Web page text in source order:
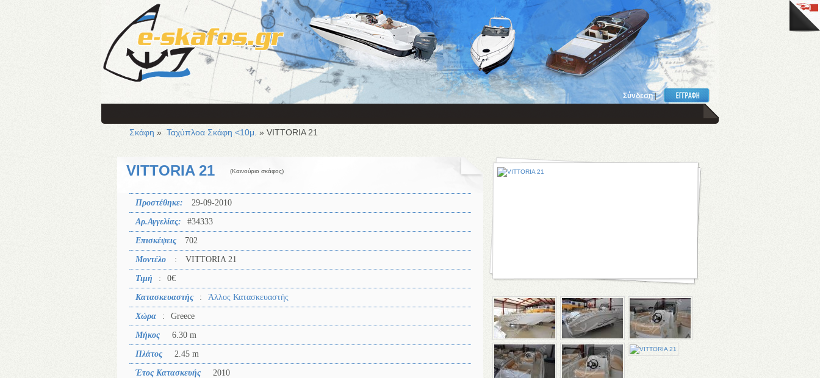
Σύνδεση|
Σκάφη » Ταχύπλοα Σκάφη <10μ. » VITTORIA 21
VITTORIA 21 (Καινούριο σκάφος)
Προστέθηκε: 29-09-2010
Αρ.Αγγελίας: #34333
Επισκέψεις 702
Μοντέλο : VITTORIA 21
Τιμή : 0€
Κατασκευαστής : Άλλος Κατασκευαστής
Χώρα : Greece
Μήκος 6.30 m
Πλάτος 2.45 m
Έτος Κατασκευής 2010